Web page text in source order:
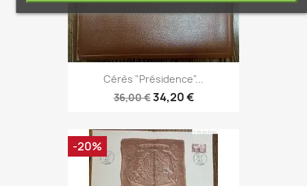
Cérès "Présidence"...
36,00 €34,20 €
-20%